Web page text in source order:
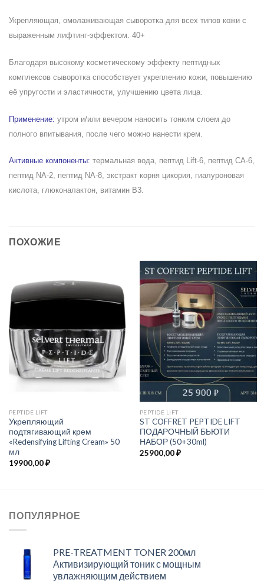
Укрепляющая, омолаживающая сыворотка для всех типов кожи с
выраженным лифтинг-эффектом. 40+
Благодаря высокому косметическому эффекту пептидных
комплексов сыворотка способствует укреплению кожи, повышению
её упругости и эластичности, улучшению цвета лица.
Применение: утром и/или вечером наносить тонким слоем до
полного впитывания, после чего можно нанести крем.
Активные компоненты: термальная вода, пептид Lift-6, пептид CA-6,
пептид NA-2, пептид NA-8, экстракт корня цикория, гиалуроновая
кислота, глюконалактон, витамин B3.
ПОХОЖИЕ
PEPTIDE LIFT
Укрепляющий
подтягивающий крем
«Redensifying Lifting Cream» 50
мл
19900,00₽
PEPTIDE LIFT
ST COFFRET PEPTIDE LIFT
ПОДАРОЧНЫЙ БЬЮТИ
НАБОР (50+30ml)
25900,00₽
ПОПУЛЯРНОЕ
PRE-TREATMENT TONER 200мл
Активизирующий тоник с мощным
увлажняющим действием